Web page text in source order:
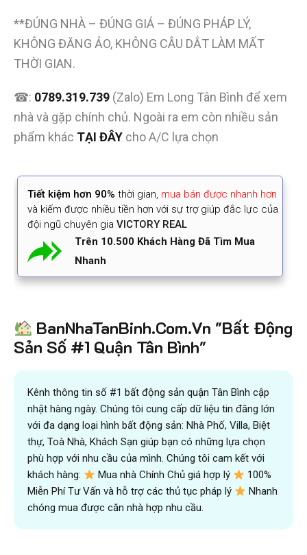
**ĐÚNG NHÀ – ĐÚNG GIÁ – ĐÚNG PHÁP LÝ,
KHÔNG ĐĂNG ẢO, KHÔNG CÂU DẮT LÀM MẤT
THỜI GIAN.
☎: 0789.319.739 (Zalo) Em Long Tân Bình để xem
nhà và gặp chính chủ. Ngoài ra em còn nhiều sản
phẩm khác TẠI ĐÂY cho A/C lựa chọn
Tiết kiệm hơn 90% thời gian, mua bán được nhanh hơn
và kiếm được nhiều tiền hơn với sự trợ giúp đắc lực của
đội ngũ chuyên gia VICTORY REAL
Trên 10.500 Khách Hàng Đã Tìm Mua
Nhanh
BanNhaTanBinh.Com.Vn "Bất Động
Sản Số #1 Quận Tân Bình"
Kênh thông tin số #1 bất động sản quận Tân Bình cập
nhật hàng ngày. Chúng tôi cung cấp dữ liệu tin đăng lớn
với đa dạng loại hình bất động sản: Nhà Phố, Villa, Biệt
thự, Toà Nhà, Khách Sạn giúp bạn có những lựa chọn
phù hợp với nhu cầu của mình. Chúng tôi cam kết với
khách hàng:
Mua nhà Chính Chủ giá hợp lý
100%
Miễn Phí Tư Vấn và hỗ trợ các thủ tục pháp lý
Nhanh
chóng mua được căn nhà hợp nhu cầu.